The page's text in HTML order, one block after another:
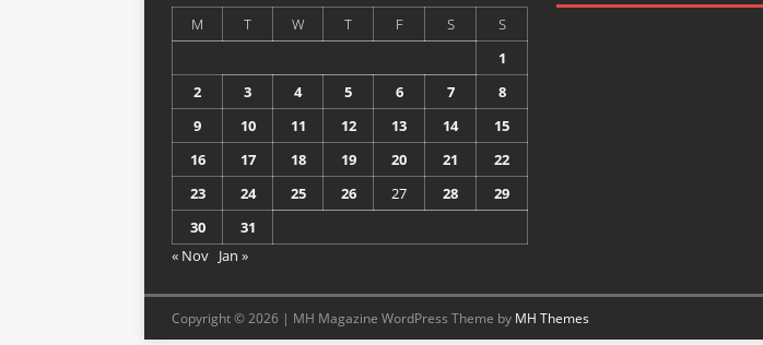
M
T W T F S
S
1
2
3 4 5 6 7
8
9
10 11 12 13 14
15
16
17 18 19 20 21
22
23
24 25 26 27 28
29
30
31
« Nov Jan »
Copyright © 2026 | MH Magazine WordPress Theme by MH Themes